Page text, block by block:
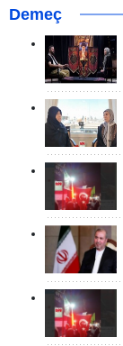
Demeç